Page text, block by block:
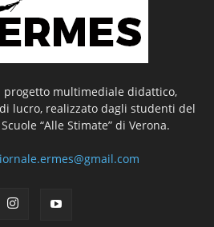
progetto multimediale didattico,
lucro, realizzato dagli studenti del
“Alle Stimate” di Verona.